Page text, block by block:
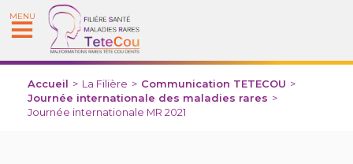
MENU
Accueil > La Filière > Communication TETECOU >
Journée internationale des maladies rares >
Journée internationale MR 2021